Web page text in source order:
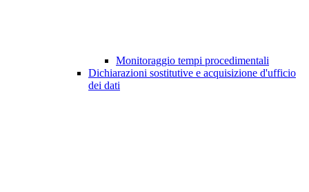
Monitoraggio tempi procedimentali
Dichiarazioni sostitutive e acquisizione d'ufficio
dei dati